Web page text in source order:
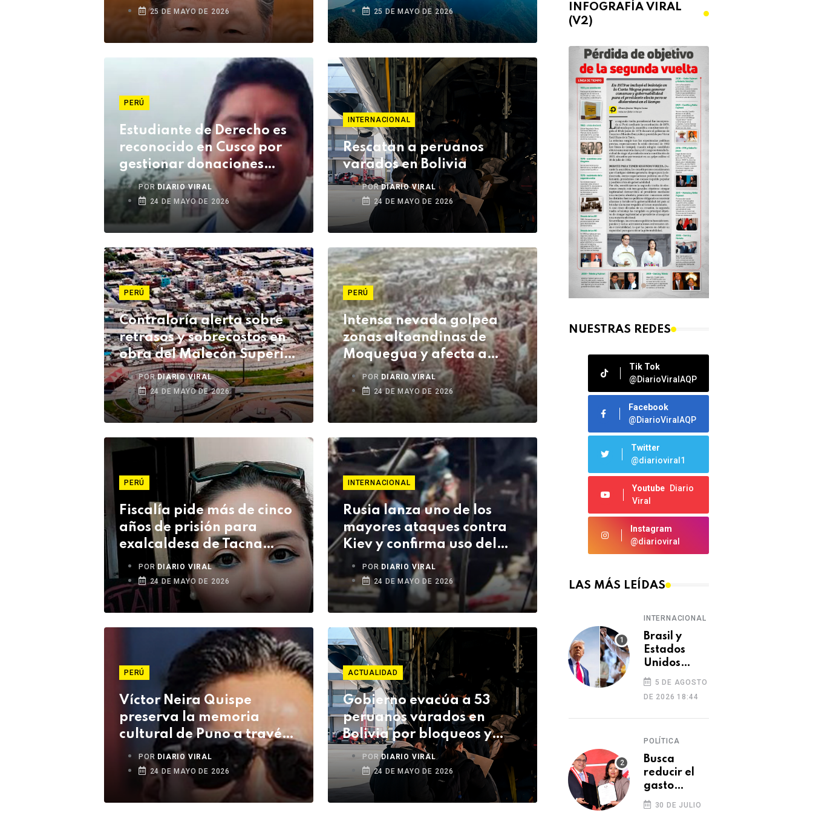
25 DE MAYO DE 2026
25 DE MAYO DE 2026
PERÚ
Estudiante de Derecho es
reconocido en Cusco por
gestionar donaciones
médicas de Estados
Unidos
PORDIARIO VIRAL
24 DE MAYO DE 2026
INTERNACIONAL
Rescatan a peruanos
varados en Bolivia
PORDIARIO VIRAL
24 DE MAYO DE 2026
PERÚ
Contraloría alerta sobre
retrasos y sobrecostos en
obra del Malecón Superior
de Ilo
PORDIARIO VIRAL
24 DE MAYO DE 2026
PERÚ
Intensa nevada golpea
zonas altoandinas de
Moquegua y afecta a
ganaderos de Sánchez
Cerro
POR DIARIO VIRAL
24 DE MAYO DE 2026
PERÚ
Fiscalía pide más de cinco
años de prisión para
exalcaldesa de Tacna
Dajayra Gil Loza
PORDIARIO VIRAL
24 DE MAYO DE 2026
INTERNACIONAL
Rusia lanza uno de los
mayores ataques contra
Kiev y confirma uso del
misil hipersónico Oreshnik
POR DIARIO VIRAL
24 DE MAYO DE 2026
PERÚ
Víctor Neira Quispe
preserva la memoria
cultural de Puno a través
de la fotografía
documental
POR DIARIO VIRAL
24 DE MAYO DE 2026
ACTUALIDAD
Gobierno evacúa a 53
peruanos varados en
Bolivia por bloqueos y
crisis social
PORDIARIO VIRAL
24 DE MAYO DE 2026
INFOGRAFÍA VIRAL
(V2)
NUESTRAS REDES
Tik Tok
@DiarioViralAQP
Facebook
@DiarioViralAQP
Twitter
@diarioviral1
Youtube
Diario
Viral
Instagram
@diarioviral
LAS MÁS LEÍDAS
INTERNACIONAL
Brasil y
Estados
Unidos
elevan
tensión
diplomática
tras retiro
embajadora
en
Washington
5 DE AGOSTO
DE 2026 18:44
POLÍTICA
Busca
reducir el
gasto
excesivo del
30 DE JULIO